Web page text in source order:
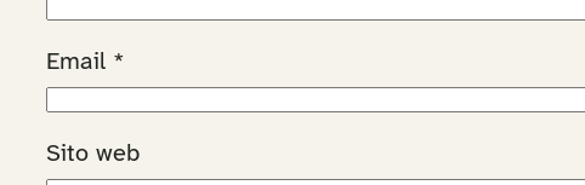
Email *
Sito web